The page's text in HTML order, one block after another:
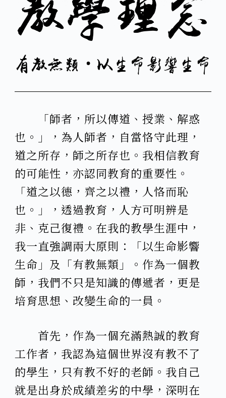
「師者，所以傳道、授業、解惑
也。」，為人師者，自當恪守此理，
道之所存，師之所存也。我相信教育
的可能性，亦認同教育的重要性。
「道之以德，齊之以禮，人恪而恥
也。」，透過教育，人方可明辨是
非、克己復禮。在我的教學生涯中，
我一直強調兩大原則：「以生命影響
生命」及「有教無類」。作為一個教
師，我們不只是知識的傳遞者，更是
培育思想、改變生命的一員。
首先，作為一個充滿熱誠的教育
工作者，我認為這個世界沒有教不了
的學生，只有教不好的老師。我自己
就是出身於成績差劣的中學，深明在